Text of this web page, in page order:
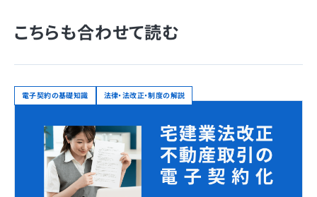
こちらも合わせて読む
電子契約の基礎知識 法律・法改正・制度の解説